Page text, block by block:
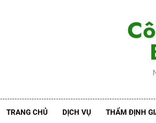
TRANG CHỦ DỊCH VỤ THẨM ĐỊNH